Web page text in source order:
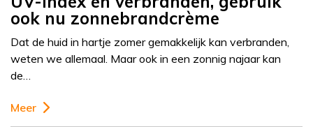
ook nu zonnebrandcrème
Dat de huid in hartje zomer gemakkelijk kan verbranden,
weten we allemaal. Maar ook in een zonnig najaar kan
de…
Meer